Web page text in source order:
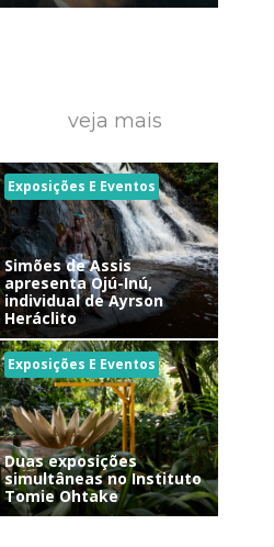
veja mais
Exposições E Eventos
Simões de Assis
apresenta Ojú-Inú,
individual de Ayrson
Heráclito
Exposições E Eventos
Duas exposições
simultâneas no Instituto
Tomie Ohtake